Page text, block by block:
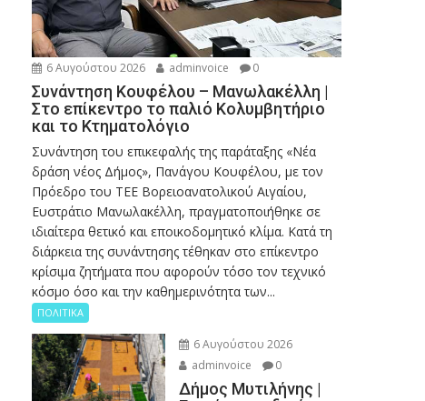
6 Αυγούστου 2026 adminvoice 0
Συνάντηση Κουφέλου – Μανωλακέλλη |
Στο επίκεντρο το παλιό Κολυμβητήριο
και το Κτηματολόγιο
Συνάντηση του επικεφαλής της παράταξης «Νέα
δράση νέος Δήμος», Πανάγου Κουφέλου, με τον
Πρόεδρο του ΤΕΕ Βορειοανατολικού Αιγαίου,
Ευστράτιο Μανωλακέλλη, πραγματοποιήθηκε σε
ιδιαίτερα θετικό και εποικοδομητικό κλίμα. Κατά τη
διάρκεια της συνάντησης τέθηκαν στο επίκεντρο
κρίσιμα ζητήματα που αφορούν τόσο τον τεχνικό
κόσμο όσο και την καθημερινότητα των...
ΠΟΛΙΤΙΚΑ
6 Αυγούστου 2026
adminvoice
0
Δήμος Μυτιλήνης |